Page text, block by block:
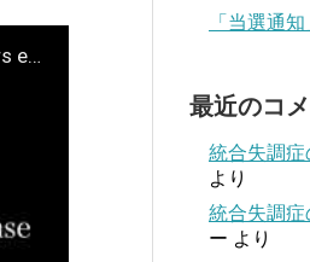
THE CHARM PARK / Mothers [Short Ver.] (2018.07.27 Digital Single "Mothers ep")
「当選通
最近のコ
統合失調症
より
統合失調症
ー より